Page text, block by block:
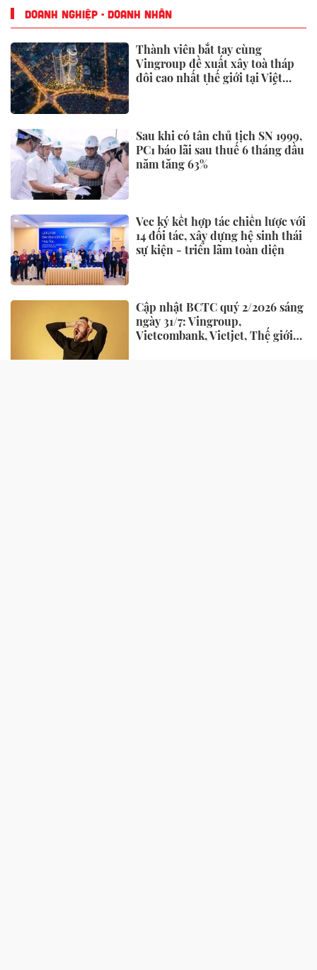
DOANH NGHIỆP - DOANH NHÂN
Thành viên bắt tay cùng
Vingroup đề xuất xây toà tháp
đôi cao nhất thế giới tại Việt
Sau khi có tân chủ tịch SN 1999,
PC1 báo lãi sau thuế 6 tháng đầu
năm tăng 63%
Vec ký kết hợp tác chiến lược với
14 đối tác, xây dựng hệ sinh thái
sự kiện - triển lãm toàn diện
Cập nhật BCTC quý 2/2026 sáng
ngày 31/7: Vingroup,
Vietcombank, Vietjet, Thế giới